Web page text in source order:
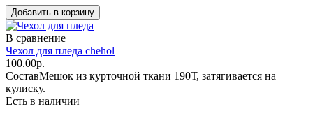
В сравнение
Чехол для пледа chehol
100.00р.
СоставМешок из курточной ткани 190Т, затягивается на
кулиску.
Есть в наличии